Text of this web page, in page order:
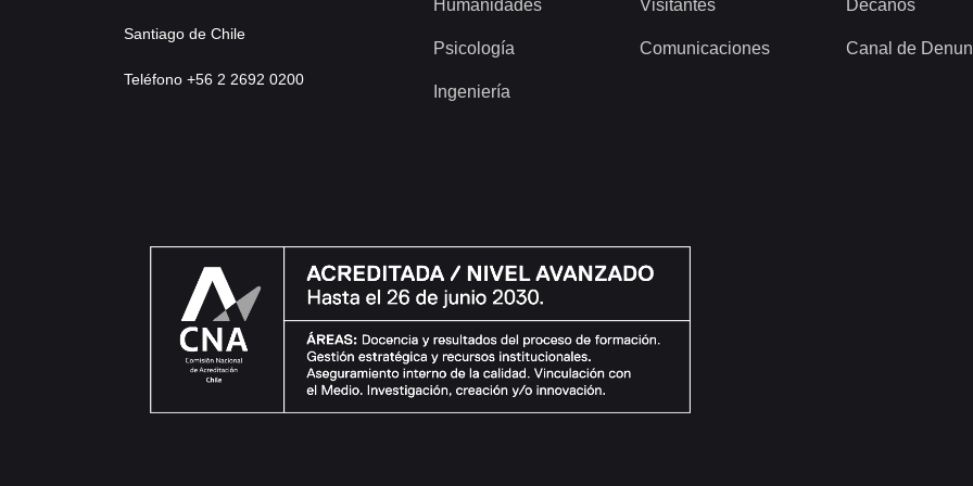
Santiago de Chile
Teléfono +56 2 2692 0200
Humanidades
Psicología
Ingeniería
Visitantes
Comunicaciones
Decanos
Canal de